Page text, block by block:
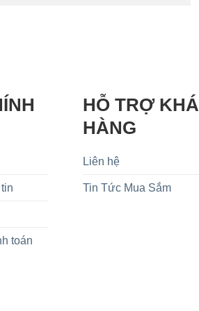
toán
HỖ TRỢ
HÀNG
Liên hệ
Tin Tức Mua Sắm